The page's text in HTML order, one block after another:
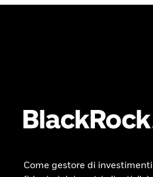
Come gestore di